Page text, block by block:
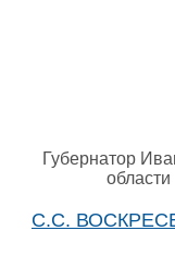
Губернатор
области
С.С.